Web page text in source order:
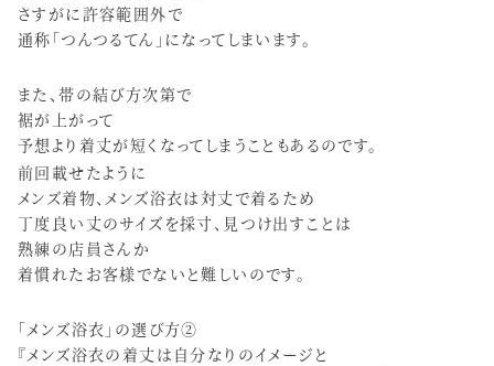
さすがに許容範囲外で
通称「つんつるてん」になってしまいます。
また、帯の結び方次第で
裾が上がって
予想より着丈が短くなってしまうこともあるのです。
前回載せたように
メンズ着物、メンズ浴衣は対丈で着るため
丁度良い丈のサイズを採寸、見つけ出すことは
熟練の店員さんか
着慣れたお客様でないと難しいのです。
「メンズ浴衣」の選び方②
『メンズ浴衣の着丈は自分なりのイメージと